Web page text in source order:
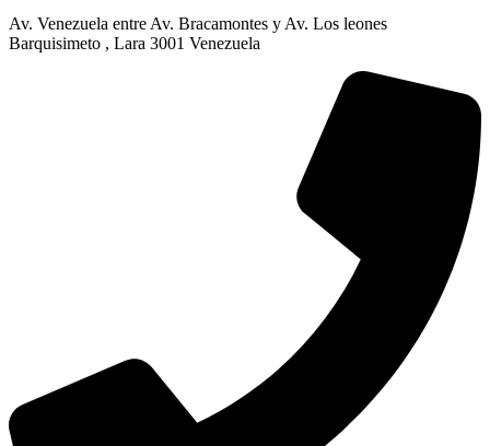
Av. Venezuela entre Av. Bracamontes y Av. Los leones
Barquisimeto , Lara 3001 Venezuela